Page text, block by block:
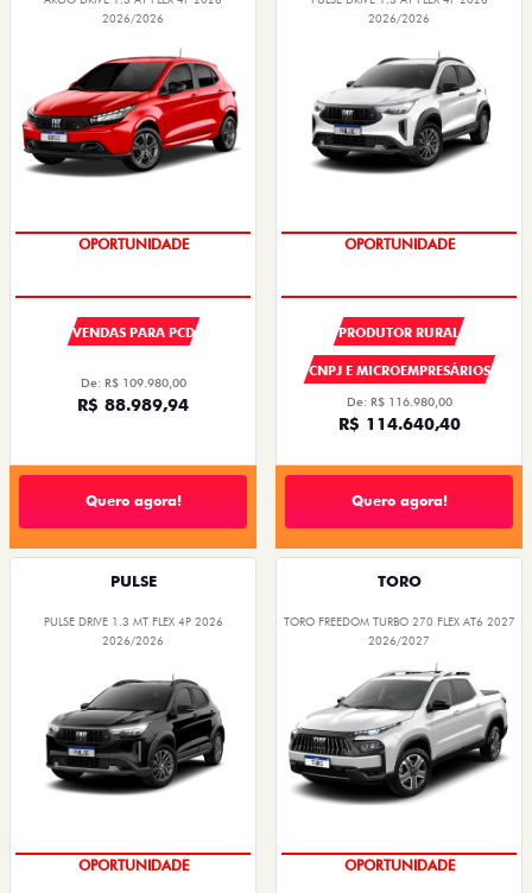
2026/2026
OPORTUNIDADE
VENDAS PARA PCD
De: R$ 109.980,00
R$ 88.989,94
Quero agora!
2026/2026
SUPER DESCONTO
PRODUTOR RURAL
CNPJ E MICROEMPRESÁRIOS
De: R$ 116.980,00
R$ 114.640,40
Quero agora!
PULSE
PULSE DRIVE 1.3 MT FLEX 4P 2026
2026/2026
OPORTUNIDADE
TORO
TORO FREEDOM TURBO 270 FLEX AT6 2027
2026/2027
SUPER DESCONTO